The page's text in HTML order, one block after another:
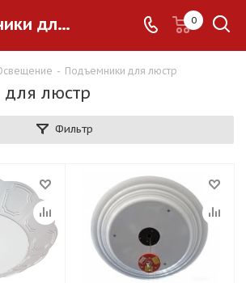
Подъемники для люстр 0
- Подъемники для люстр
люстр
Фильтр